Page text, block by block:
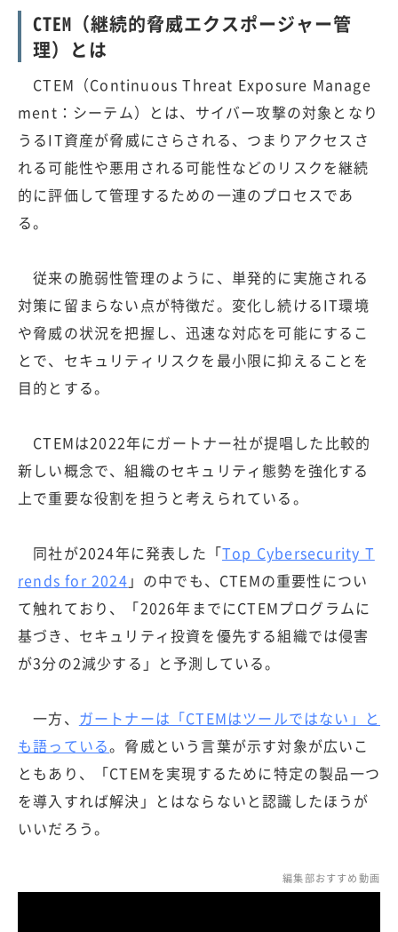
CTEM（継続的脅威エクスポージャー管
理）とは
CTEM（Continuous Threat Exposure Manage
ment：シーテム）とは、サイバー攻撃の対象となり
うるIT資産が脅威にさらされる、つまりアクセスさ
れる可能性や悪用される可能性などのリスクを継続
的に評価して管理するための一連のプロセスであ
る。
従来の脆弱性管理のように、単発的に実施される
対策に留まらない点が特徴だ。変化し続けるIT環境
や脅威の状況を把握し、迅速な対応を可能にするこ
とで、セキュリティリスクを最小限に抑えることを
目的とする。
CTEMは2022年にガートナー社が提唱した比較的
新しい概念で、組織のセキュリティ態勢を強化する
上で重要な役割を担うと考えられている。
同社が2024年に発表した「Top Cybersecurity T
rends for 2024 」の中でも、CTEMの重要性につい
て触れており、「2026年までにCTEMプログラムに
基づき、セキュリティ投資を優先する組織では侵害
が3分の2減少する」と予測している。
一方、 ガートナーは「CTEMはツールではない」と
も語っている。脅威という言葉が示す対象が広いこ
ともあり、「CTEMを実現するために特定の製品一つ
を導入すれば解決」とはならないと認識したほうが
いいだろう。
編集部おすすめ動画